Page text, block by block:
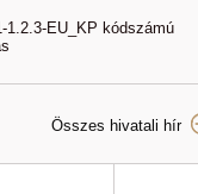
1.2.3-EU_KP kódszámú
Összes hivatali hír